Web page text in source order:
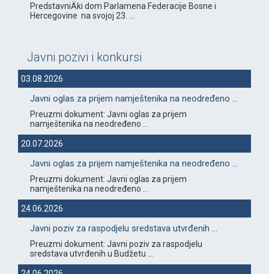
PredstavniÄki dom Parlamena Federacije Bosne i
Hercegovine na svojoj 23. ...
Javni pozivi i konkursi
03.08.2026
Javni oglas za prijem namještenika na neodređeno ...
Preuzmi dokument: Javni oglas za prijem
namještenika na neodređeno ...
20.07.2026
Javni oglas za prijem namještenika na neodređeno ...
Preuzmi dokument: Javni oglas za prijem
namještenika na neodređeno ...
24.06.2026
Javni poziv za raspodjelu sredstava utvrđenih ...
Preuzmi dokument: Javni poziv za raspodjelu
sredstava utvrđenih u Budžetu ...